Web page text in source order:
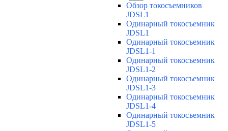
Обзор токосъемников
JDSL1
Одинарный токосъемник
JDSL1
Одинарный токосъемник
JDSL1-1
Одинарный токосъемник
JDSL1-2
Одинарный токосъемник
JDSL1-3
Одинарный токосъемник
JDSL1-4
Одинарный токосъемник
JDSL1-5